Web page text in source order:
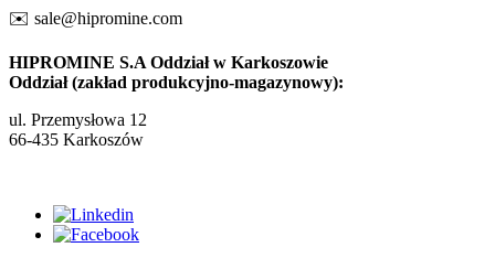
✉️ sale@hipromine.com
HIPROMINE S.A Oddział w Karkoszowie
Oddział (zakład produkcyjno-magazynowy):
ul. Przemysłowa 12
66-435 Karkoszów